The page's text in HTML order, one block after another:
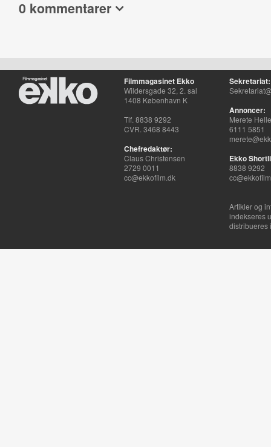
0 kommentarer
Filmmagasinet Ekko
Wildersgade 32, 2. sal
1408 København K
Tlf. 8838 9292
CVR. 3468 8443
Chefredaktør:
Claus Christensen
2729 0011
cc@ekkofilm.dk
Sekretariat:
Annoncer:
Merete
6111 5851
Ekko
8838 9292
Artikler og
indekseres
distribueres